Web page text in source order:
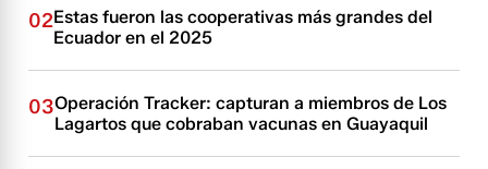
02Estas fueron las cooperativas más grandes del
Ecuador en el 2025
03Operación Tracker: capturan a miembros de Los
Lagartos que cobraban vacunas en Guayaquil